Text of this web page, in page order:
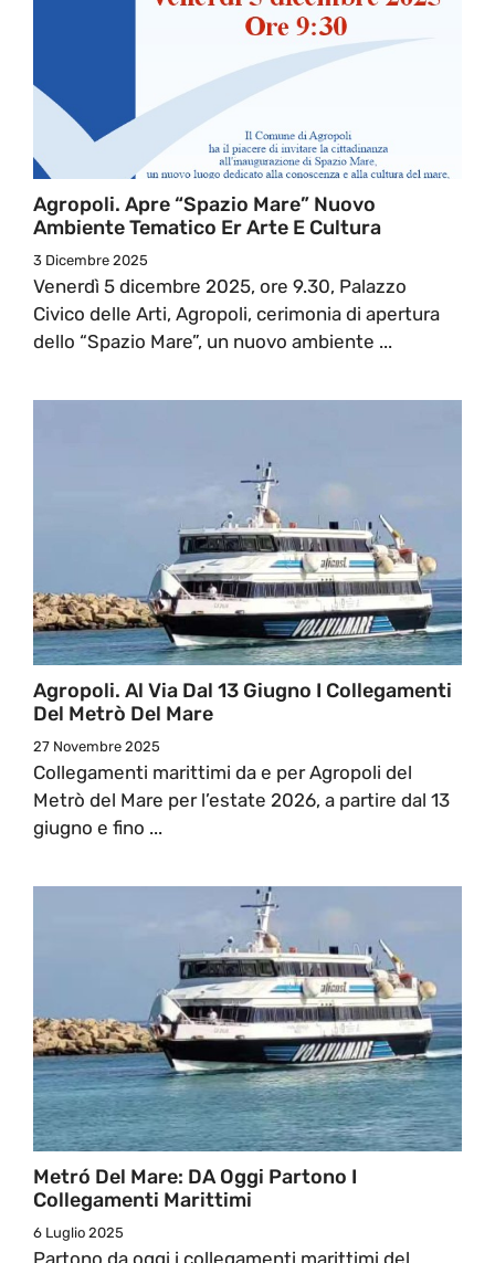
Agropoli. Apre “Spazio Mare” Nuovo
Ambiente Tematico Er Arte E Cultura
3 Dicembre 2025
Venerdì 5 dicembre 2025, ore 9.30, Palazzo
Civico delle Arti, Agropoli, cerimonia di apertura
dello “Spazio Mare”, un nuovo ambiente ...
Agropoli. Al Via Dal 13 Giugno I Collegamenti
Del Metrò Del Mare
27 Novembre 2025
Collegamenti marittimi da e per Agropoli del
Metrò del Mare per l’estate 2026, a partire dal 13
giugno e fino ...
Metró Del Mare: DA Oggi Partono I
Collegamenti Marittimi
6 Luglio 2025
Partono da oggi i collegamenti marittimi del